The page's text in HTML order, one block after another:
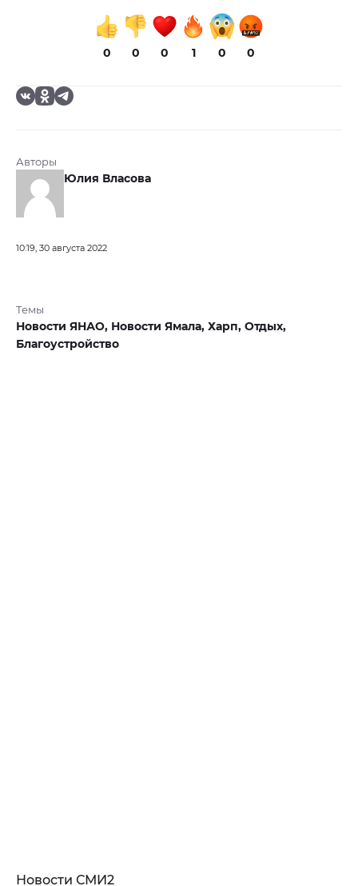
0 0 0 1 0 0
Авторы
Юлия Власова
10:19, 30 августа 2022
Темы
Новости ЯНАО, Новости Ямала, Харп, Отдых,
Благоустройство
Новости СМИ2